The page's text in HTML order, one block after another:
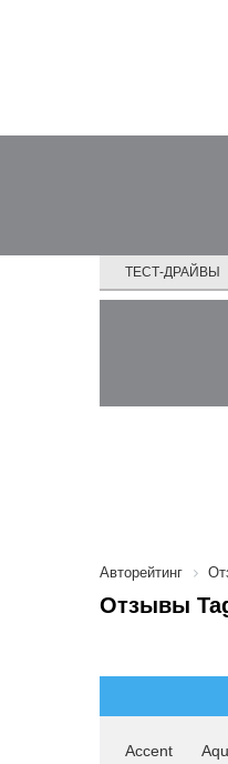
ТЕСТ-ДРАЙВЫ
Авторейтинг
Отзывы
Accent